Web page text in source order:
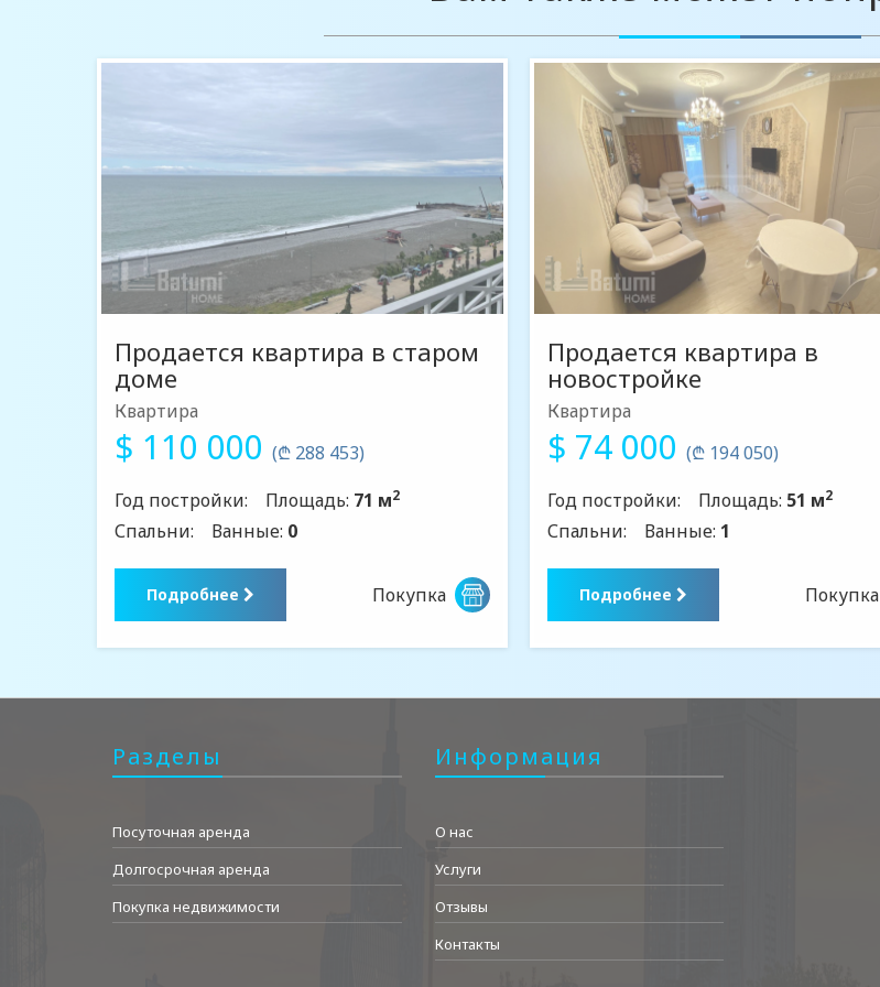
Продается квартира в старом
доме
Квартира
$ 110 000 (₾ 288 453)
Год постройки:
Площадь: 71 м2
Спальни: Ванные: 0
Подробнее Покупка
Продается квартира в
новостройке
Квартира
$ 74 000 (₾ 194 050)
Год постройки:
Площадь: 51 м2
Спальни: Ванные: 1
Подробнее Покупка
Разделы
Посуточная аренда
Долгосрочная аренда
Покупка недвижимости
Информация
О нас
Услуги
Отзывы
Контакты